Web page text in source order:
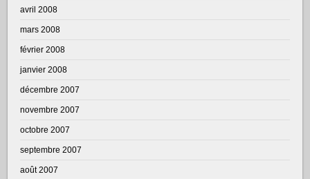
avril 2008
mars 2008
février 2008
janvier 2008
décembre 2007
novembre 2007
octobre 2007
septembre 2007
août 2007